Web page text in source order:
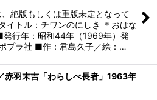
絶版もしくは重版未定となって
イトル：チワンのにしき ＊おはな
発行年：昭和44年（1969年）発
プラ社 ■作：君島久子／絵：…
赤羽末吉「わらしべ長者」1963年